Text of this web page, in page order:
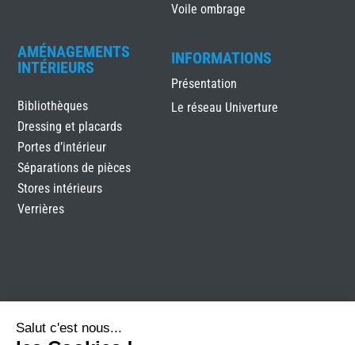
Voile ombrage
AMÉNAGEMENTS
INTÉRIEURS
Bibliothèques
Dressing et placards
Portes d’intérieur
Séparations de pièces
Stores intérieurs
Verrières
INFORMATIONS
Présentation
Le réseau Univerture